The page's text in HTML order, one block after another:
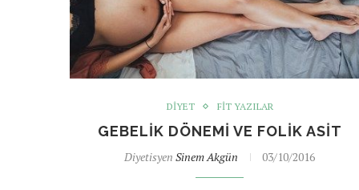
DIYET FIT YAZILAR
GEBELIK DÖNEMI VE FOLIK ASIT
DiyetisyenSinem Akgün 03/10/2016